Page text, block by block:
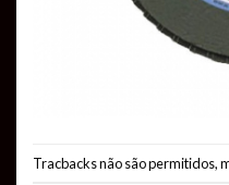
Tracbacks não são permitidos,